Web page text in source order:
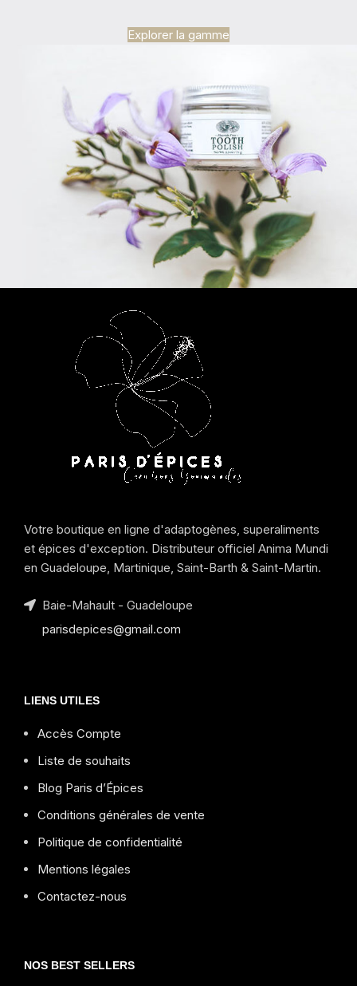
Explorer la gamme
Votre boutique en ligne d'adaptogènes, superaliments
et épices d'exception. Distributeur officiel Anima Mundi
en Guadeloupe, Martinique, Saint-Barth & Saint-Martin.
Baie-Mahault - Guadeloupe
parisdepices@gmail.com
LIENS UTILES
Accès Compte
Liste de souhaits
Blog Paris d’Épices
Conditions générales de vente
Politique de confidentialité
Mentions légales
Contactez-nous
NOS BEST SELLERS